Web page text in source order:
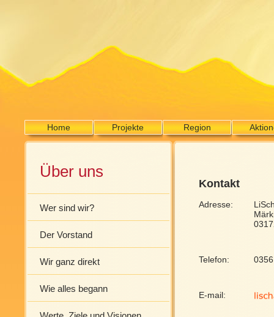
Home Projekte Region
Über uns
Wer sind wir?
Der Vorstand
Wir ganz direkt
Wie alles begann
Kontakt
Adresse:
Telefon:
E-mail: